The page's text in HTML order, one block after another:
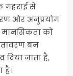
गहराई से
और अनुप्रयोग
मानसिकता को
बन
जाता है,
है।